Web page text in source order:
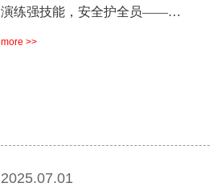
演练强技能，安全护全员——…
more >>
2025.07.01